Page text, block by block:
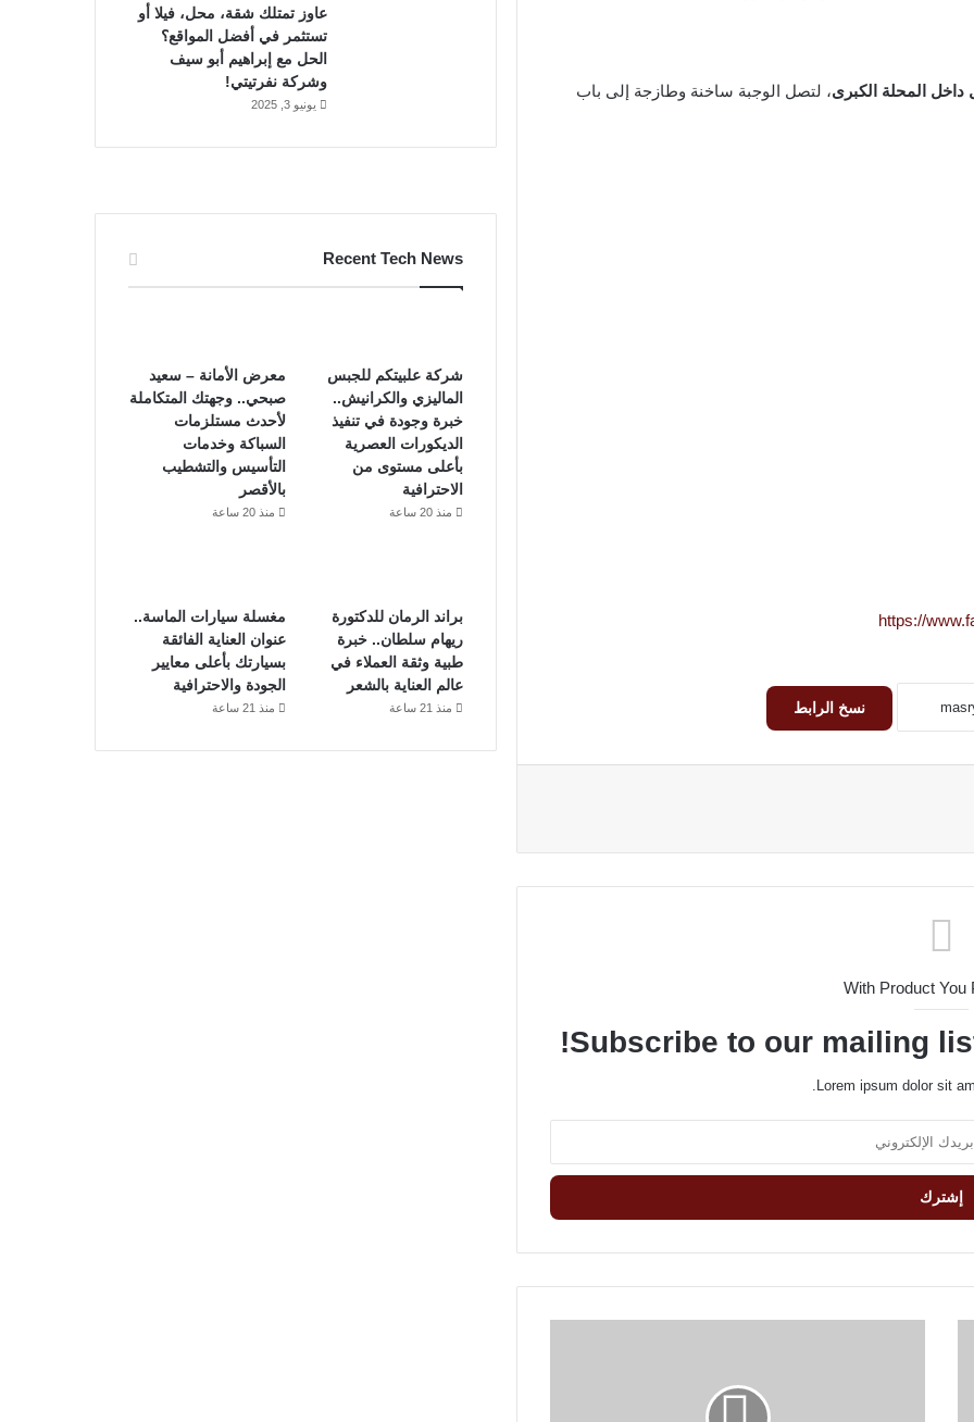
داخل المحلة الكبرى، لتصل الوجبة ساخنة وطازجة إلى باب
https://
نسخ الرابط
With Product You
Subscribe to our mailing
Lorem ipsum dolor sit
عاوز تمتلك شقة، محل، فيلا أو
تستثمر في أفضل المواقع؟
الحل مع إبراهيم أبو سيف
وشركة نفرتيتي!
يونيو 3, 2025
Recent Tech News
شركة علبيتكم للجبس
الماليزي والكرانيش..
خبرة وجودة في تنفيذ
الديكورات العصرية
بأعلى مستوى من
الاحترافية
منذ 20 ساعة
معرض الأمانة – سعيد
صبحي.. وجهتك المتكاملة
لأحدث مستلزمات
السباكة وخدمات
التأسيس والتشطيب
بالأقصر
منذ 20 ساعة
براند الرمان للدكتورة
ريهام سلطان.. خبرة
طبية وثقة العملاء في
عالم العناية بالشعر
منذ 21 ساعة
مغسلة سيارات الماسة..
عنوان العناية الفائقة
بسيارتك بأعلى معايير
الجودة والاحترافية
منذ 21 ساعة